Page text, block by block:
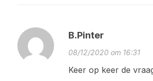
B.Pinter
08/12/2020 om 16:31
Keer op keer de